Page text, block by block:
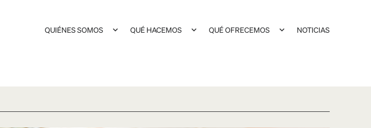
QUIÉNES SOMOS QUÉ HACEMOS QUÉ OFRECEMOS NOTICIAS